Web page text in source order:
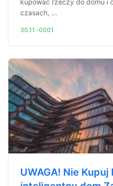
kupować rzeczy do domu i
czasach, ...
30.11.-0001
UWAGA! Nie